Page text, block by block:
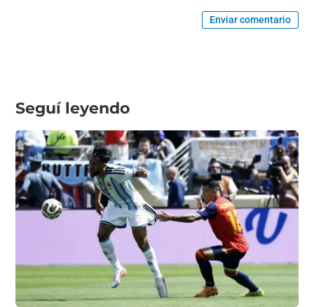
Enviar comentario
Seguí leyendo